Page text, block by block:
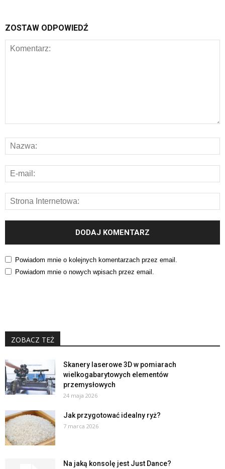
ZOSTAW ODPOWIEDŹ
Powiadom mnie o kolejnych komentarzach przez email.
Powiadom mnie o nowych wpisach przez email.
ZOBACZ TEŻ
Skanery laserowe 3D w pomiarach
wielkogabarytowych elementów
przemysłowych
24 maja 2026
Jak przygotować idealny ryż?
7 marca 2026
Na jaką konsolę jest Just Dance?